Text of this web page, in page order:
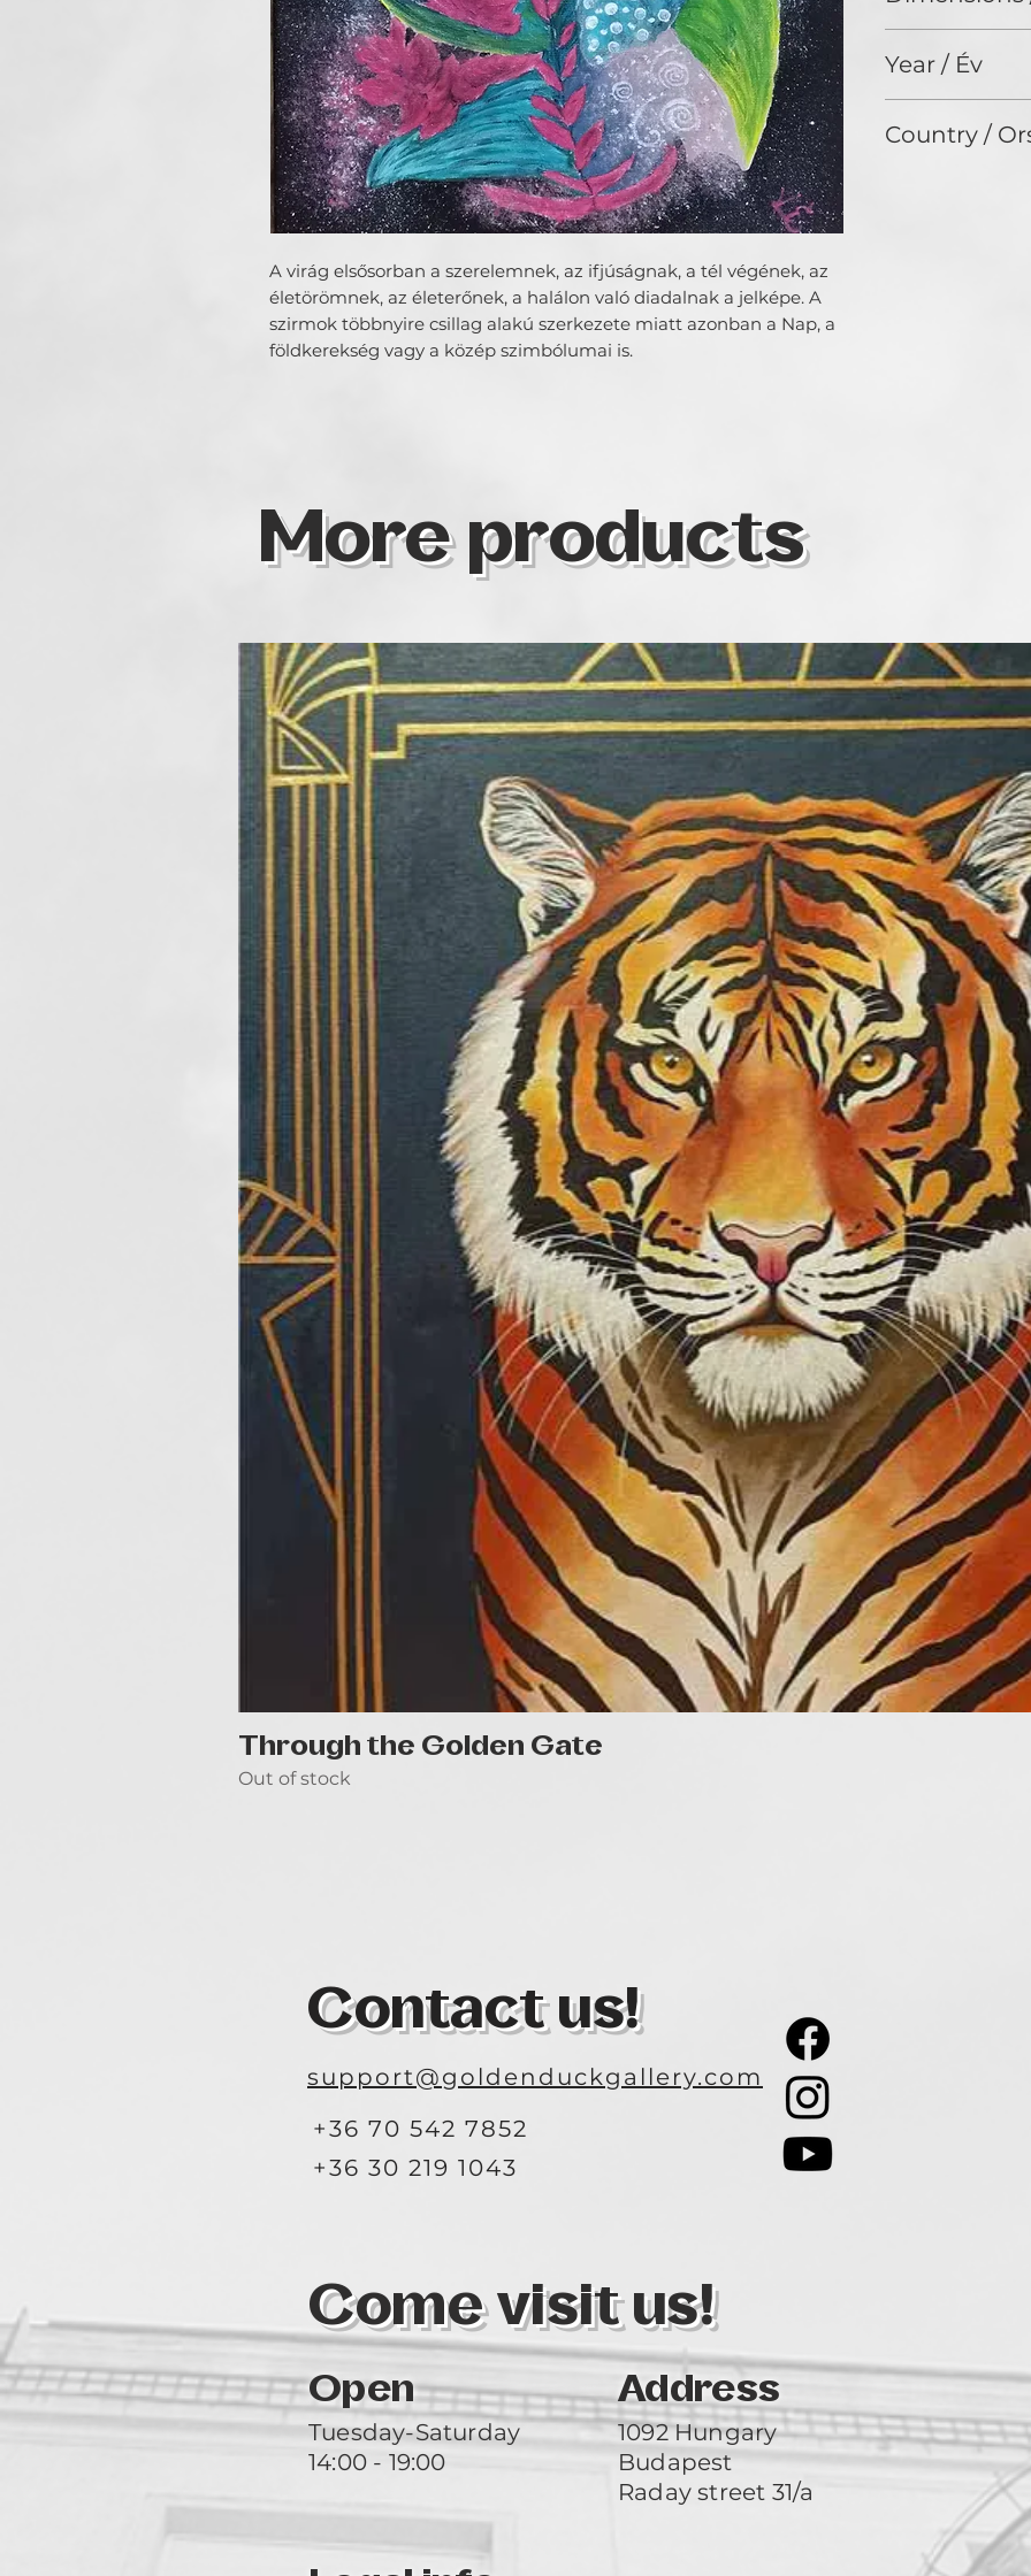
A virág elsősorban a szerelemnek, az ifjúságnak, a tél végének, az
életörömnek, az életerőnek, a halálon való diadalnak a jelképe. A
szirmok többnyire csillag alakú szerkezete miatt azonban a Nap, a
földkerekség vagy a közép szimbólumai is.
Year / Év
Country /
More products
Through the Golden Gate
Out of stock
Contact us!
support@goldenduckgallery.com
+36 70 542 7852
+36 30 219 1043
Come visit us!
Open Address
Tuesday-Saturday
14:00 - 19:00
1092 Hungary
Budapest
Raday street 31/a